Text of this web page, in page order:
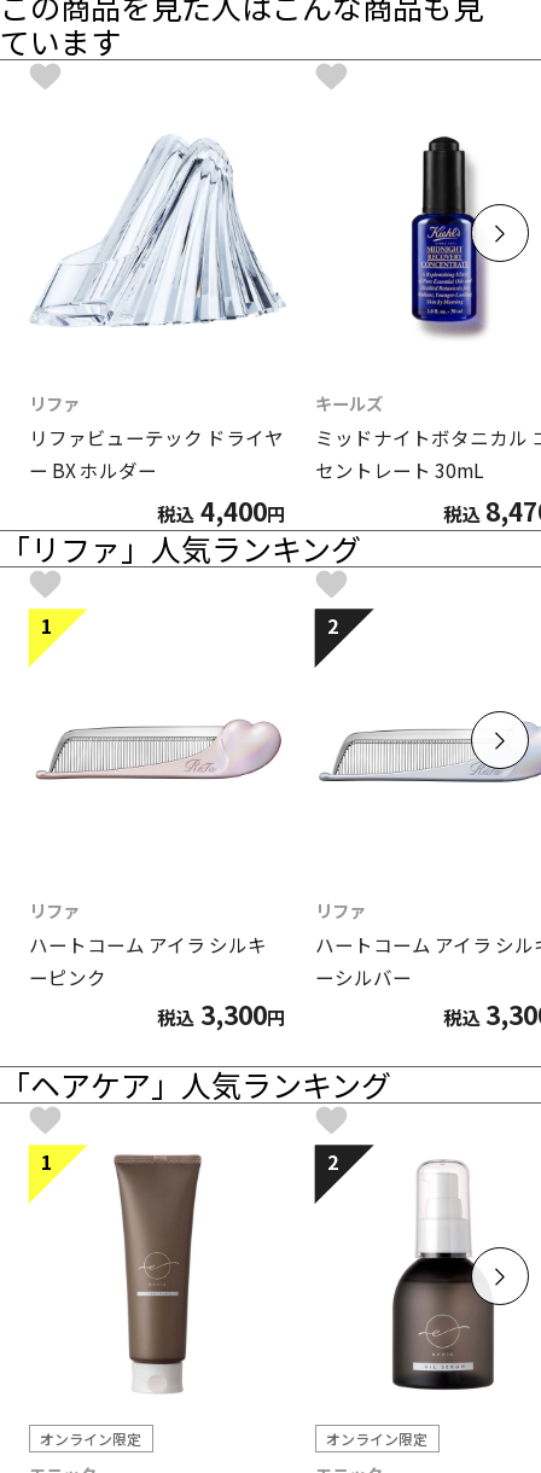
ています
リファ
リファビューテック ドライヤ
ー BX ホルダー
税込 4,400円
キールズ
ミッドナイトボタニカル
セントレート 30mL
税込
「リファ」人気ランキング
1
リファ
ハートコーム アイラ シルキ
ーピンク
税込 3,300円
2
リファ
ハートコーム アイラ シル
ーシルバー
税込
「ヘアケア」人気ランキング
1
オンライン限定
2
オンライン限定